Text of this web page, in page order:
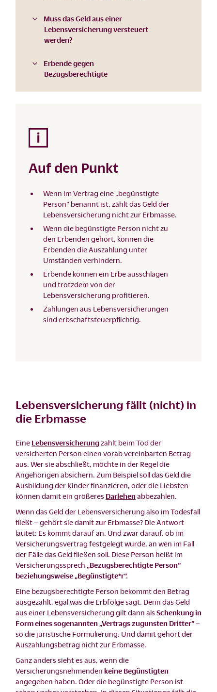
Muss das Geld aus einer
Lebensversicherung versteuert
werden?
Erbende gegen
Bezugsberechtigte
Auf den Punkt
Wenn im Vertrag eine „begünstigte
Person“ benannt ist, zählt das Geld der
Lebensversicherung nicht zur Erbmasse.
Wenn die begünstigte Person nicht zu
den Erbenden gehört, können die
Erbenden die Auszahlung unter
Umständen verhindern.
Erbende können ein Erbe ausschlagen
und trotzdem von der
Lebensversicherung profitieren.
Zahlungen aus Lebensversicherungen
sind erbschaftsteuerpflichtig.
Lebensversicherung fällt (nicht) in
die Erbmasse
Eine Lebensversicherung zahlt beim Tod der
versicherten Person einen vorab vereinbarten Betrag
aus. Wer sie abschließt, möchte in der Regel die
Angehörigen absichern. Zum Beispiel soll das Geld die
Ausbildung der Kinder finanzieren, oder die Liebsten
können damit ein größeres Darlehenabbezahlen.
Wenn das Geld der Lebensversicherung also im Todesfall
fließt – gehört sie damit zur Erbmasse? Die Antwort
lautet: Es kommt darauf an. Und zwar darauf, ob im
Versicherungsvertrag festgelegt wurde, an wen im Fall
der Fälle das Geld fließen soll. Diese Person heißt im
Versicherungssprech
„Bezugsberechtigte Person“
beziehungsweise „Begünstigte*r“.
Eine bezugsberechtigte Person bekommt den Betrag
ausgezahlt, egal was die Erbfolge sagt. Denn das Geld
aus einer Lebensversicherung gilt dann als Schenkung in
Form eines sogenannten „Vertrags zugunsten Dritter“–
so die juristische Formulierung. Und damit gehört der
Auszahlungsbetrag nicht zur Erbmasse.
Ganz anders sieht es aus, wenn die
Versicherungsnehmenden keine Begünstigten
angegeben haben. Oder die begünstigte Person ist